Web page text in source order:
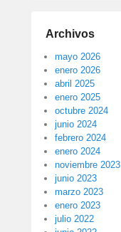
Archivos
mayo 2026
enero 2026
abril 2025
enero 2025
octubre 2024
junio 2024
febrero 2024
enero 2024
noviembre 2023
junio 2023
marzo 2023
enero 2023
julio 2022